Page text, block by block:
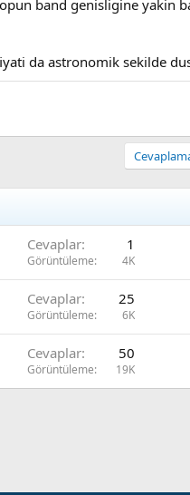
band genisligine yakin
da astronomik sekilde
Cevaplar 1
Görüntüleme 4K
Cevaplar 25
Görüntüleme 6K
Cevaplar 50
Görüntüleme 19K